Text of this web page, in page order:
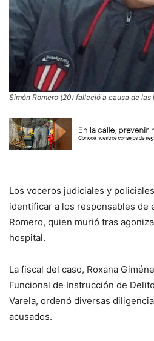
Simón Romero (20) falleció a causa de las
Los voceros judiciales y
identificar a los responsables de
Romero, quien murió tras
hospital.
La fiscal del caso, Roxana
Funcional de Instrucción de
Varela, ordenó diversas
acusados.